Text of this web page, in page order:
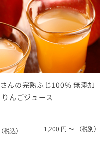
んの完熟ふじ100% 無添加
んごジュース
（税込） 1,200 円 ～ （税別）